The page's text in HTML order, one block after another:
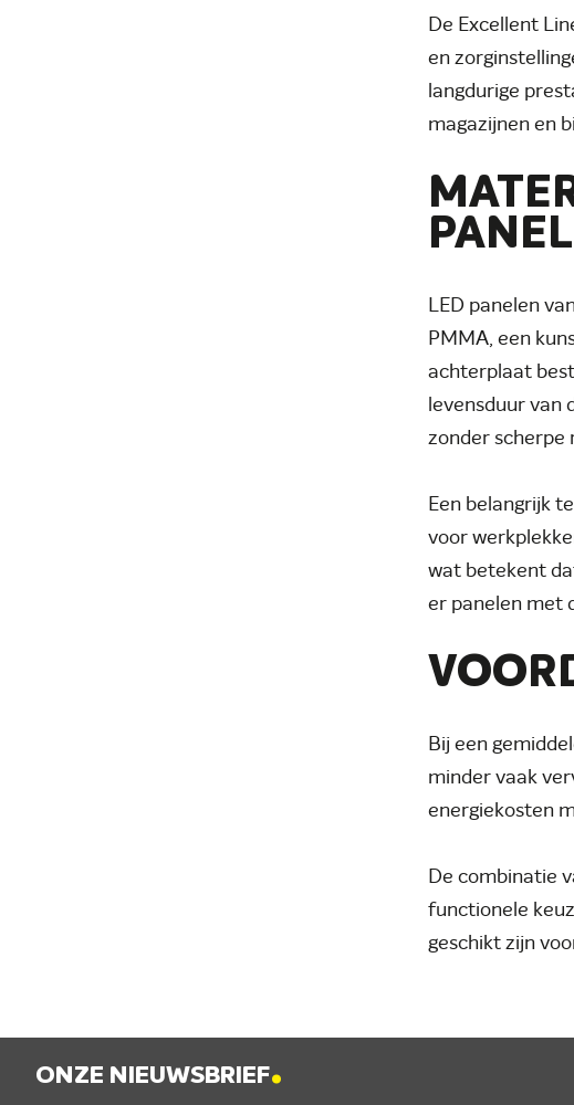
De Excellent
en
langdurige
magazijnen en
LED panelen
PMMA, een
achterplaat
levensduur van
zonder scherpe
Een belangrijk
voor
wat betekent
er panelen met
Bij een
minder vaak
energiekosten
De combinatie
functionele
geschikt zijn
ONZE NIEUWSBRIEF.